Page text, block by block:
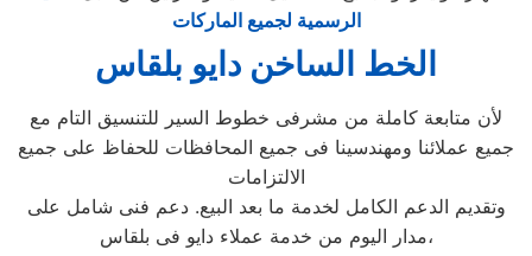
الرسمية لجميع الماركات
الخط الساخن دايو بلقاس
لأن متابعة كاملة من مشرفى خطوط السير للتنسيق التام مع
جميع عملائنا ومهندسينا فى جميع المحافظات للحفاظ على جميع
الالتزامات
وتقديم الدعم الكامل لخدمة ما بعد البيع. دعم فنى شامل على
مدار اليوم من خدمة عملاء دايو فى بلقاس،